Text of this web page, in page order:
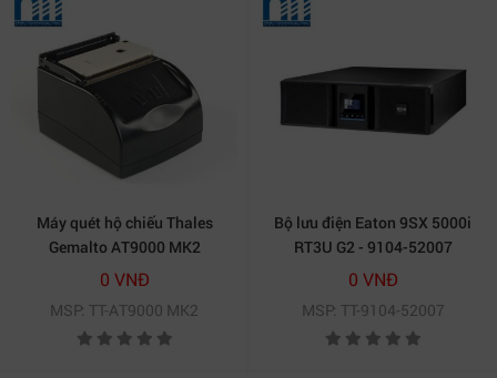
Máy quét hộ chiếu Thales
Gemalto AT9000 MK2
0 VNĐ
MSP: TT-AT9000 MK2
Bộ lưu điện Eaton 9SX 5000i
RT3U G2 - 9104-52007
(5000VA / 4500W)
0 VNĐ
MSP: TT-9104-52007